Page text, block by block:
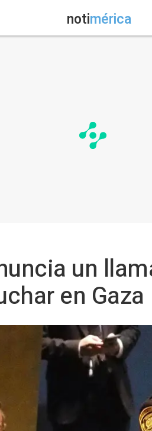
notimérica
un
en Gaza